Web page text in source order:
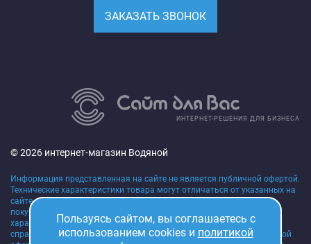
ЗАКАЗАТЬ ЗВОНОК
ИНТЕРНЕТ-РЕШЕНИЯ ДЛЯ БИЗНЕСА
© 2026 интернет-магазин Водяной
Информация представленная на сайте не является публичной офертой.
Технические характеристики товара могут отличаться от указанных на
сайте, уточняйте технические характеристики товара на момент
покупки и оплаты. Вся информация на сайте о товарах,
характеристиках, сроках поставки, ценах носит исключительно
справочный характер и ни при каких условиях не является публичной
Пользуясь сайтом, вы соглашаетесь с
использованием cookies и политикой